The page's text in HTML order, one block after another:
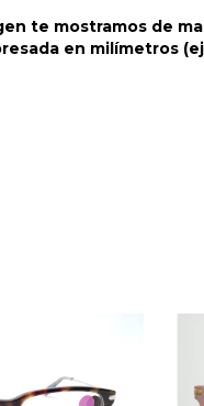
te mostramos de
en milímetros